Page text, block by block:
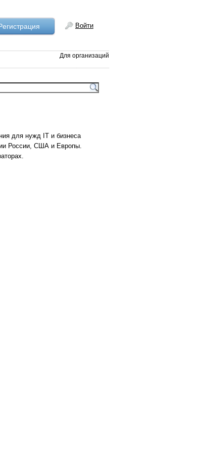
Войти
Для организаций
для нужд IT и бизнеса
России, США и Европы.